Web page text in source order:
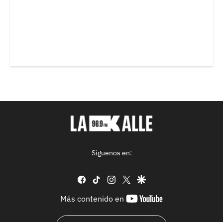
Síguenos en:
facebook
tiktok instagram
twittergoogle
Más contenido en
youtube-